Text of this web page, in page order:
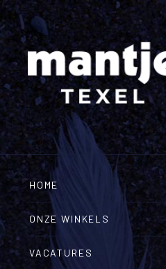
HOME
ONZE WINKELS
VACATURES